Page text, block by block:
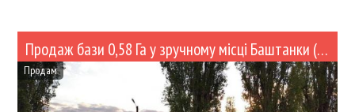
Продаж бази 0,58 Га у зручному місці Баштанки (№391-43)
Продам